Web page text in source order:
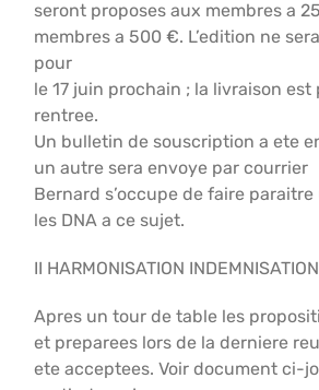
seront proposes aux membres a
membres a 500 €. L’edition ne
pour
le 17 juin prochain ; la livraison est
rentree.
Un bulletin de souscription a ete
un autre sera envoye par courrier
Bernard s’occupe de faire
les DNA a ce sujet.
II HARMONISATION
Apres un tour de table les
et preparees lors de la derniere
ete acceptees. Voir document ci-